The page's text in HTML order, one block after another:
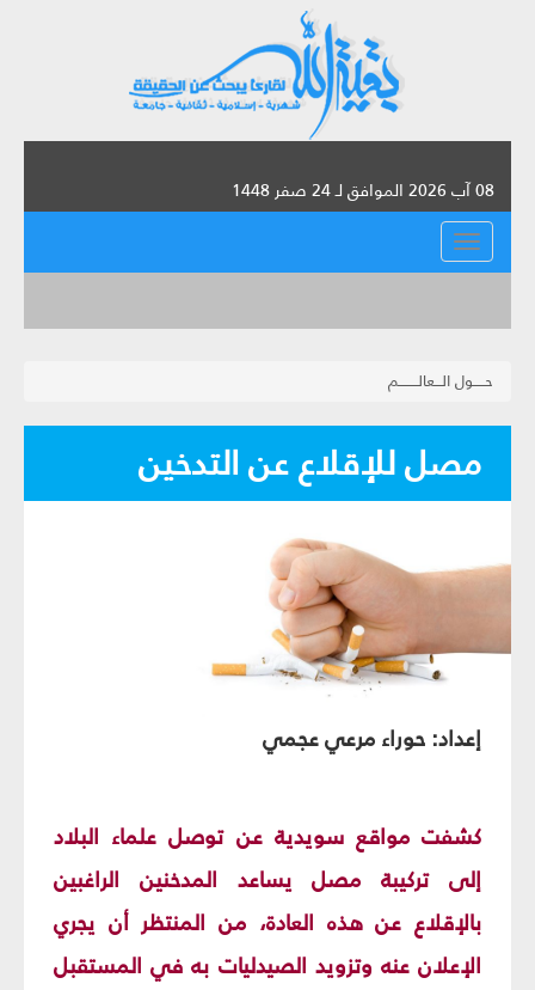
08 آب 2026 الموافق لـ 24 صفر 1448
القائمة
حـــــول الـــعالــــــــم
مصل للإقلاع عن التدخين
إعداد: حوراء مرعي عجمي
كشفت مواقع سويدية عن توصل علماء البلاد
إلى تركيبة مصل يساعد المدخنين الراغبين
بالإقلاع عن هذه العادة، من المنتظر أن يجري
الإعلان عنه وتزويد الصيدليات به في المستقبل